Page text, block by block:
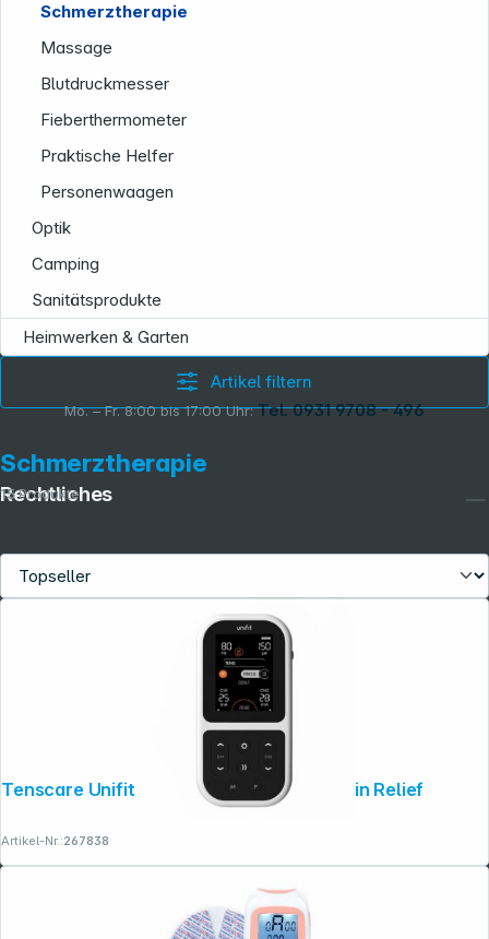
Mo. – Fr. 8:00 bis 17:00 Uhr: Tel. 0931 9708 - 496
Schmerztherapie
Massage
Blutdruckmesser
Fieberthermometer
Praktische Helfer
Personenwaagen
Optik
Camping
Sanitätsprodukte
Heimwerken & Garten
Artikel filtern
Schmerztherapie
15Produkte
Tenscare Unifit Fitness Recovery and Pain Relief
Artikel-Nr.:267838
Informationen
Rechtliches